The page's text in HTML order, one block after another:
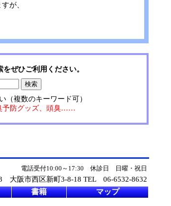
が、
ぜひご利用ください。
（複数のキーワード可）
予防グッズ、頭臭……
電話受付10:00～17:30 休診日 日曜・祝日
大阪市西区新町3-8-18 TEL 06-6532-8632
書籍 マップ